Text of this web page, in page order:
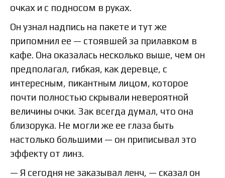
очках и с подносом в руках.
Он узнал надпись на пакете и тут же
припомнил ее — стоявшей за прилавком в
кафе. Она оказалась несколько выше, чем он
предполагал, гибкая, как деревце, с
интересным, пикантным лицом, которое
почти полностью скрывали невероятной
величины очки. Зак всегда думал, что она
близорука. Не могли же ее глаза быть
настолько большими — он приписывал это
эффекту от линз.
— Я сегодня не заказывал ленч, — сказал он